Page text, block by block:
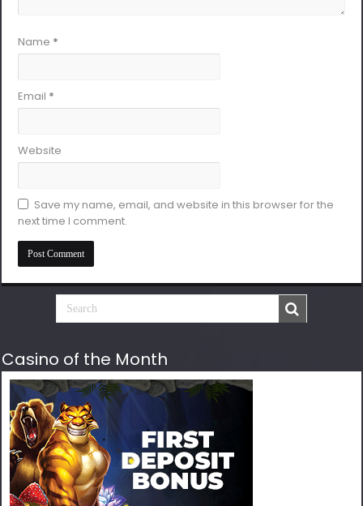
Name *
Email *
Website
Save my name, email, and website in this browser for the
next time I comment.
Casino of the Month